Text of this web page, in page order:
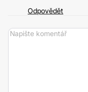
Odpovědět